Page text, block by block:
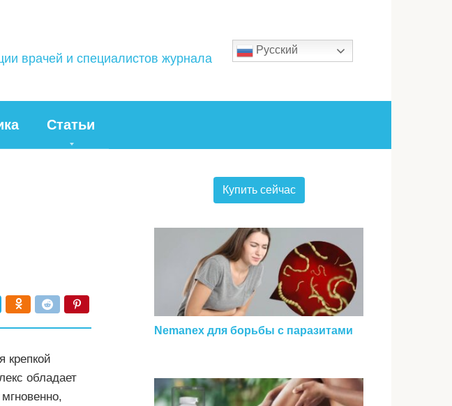
врачей и специалистов журнала
Русский
Статьи
крепкой
обладает
Купить сейчас
Nemanex для борьбы с паразитами